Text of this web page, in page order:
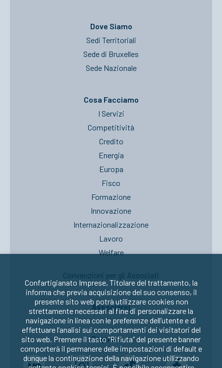
Dove Siamo
Sedi Territoriali
Sede di Bruxelles
Sede Nazionale
Cosa Facciamo
I Servizi
Competitività
Credito
Energia
Europa
Fisco
Formazione
Innovazione
Internazionalizzazione
Lavoro
Welfare
Convenzioni per gli Associati
Associarsi
Seguici su:
Confartigianato Imprese, Titolare del trattamento, la
informa che previa acquisizione del suo consenso, il
presente sito web potrà utilizzare cookies non
strettamente necessari al fine di personalizzare la
navigazione in linea con le preferenze dell’utente e di
effettuare l’analisi sui comportamenti dei visitatori del
sito web. Premere il tasto “Rifiuta” del presente banner
comporterà il permanere delle impostazioni di default e
dunque la continuazione della navigazione utilizzando